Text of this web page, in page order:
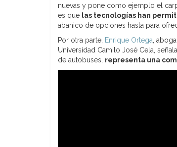
nuevas y pone como ejemplo el
es que las tecnologías han
abanico de opciones hasta para
Por otra parte, Enrique Ortega ,
Universidad Camilo José Cela,
de autobuses, representa una